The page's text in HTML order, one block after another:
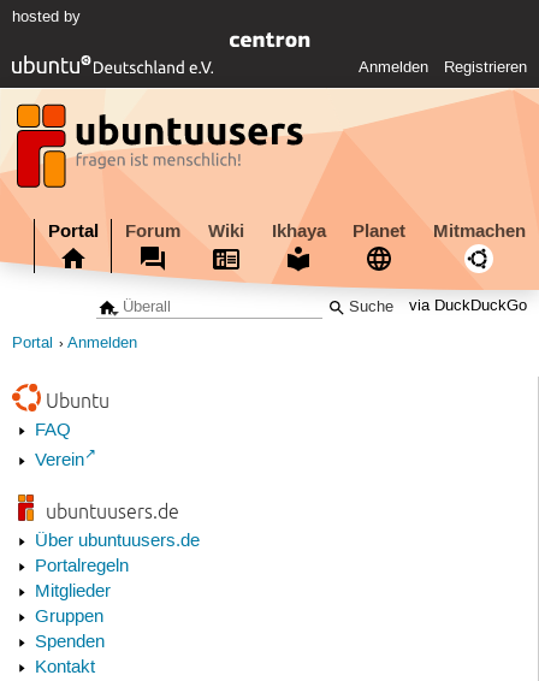
hosted by
Anmelden Registrieren
Portal Forum Wiki Ikhaya Planet Mitmachen
via DuckDuckGo
Portal Anmelden
Ubuntu
FAQ
Verein
ubuntuusers.de
Über ubuntuusers.de
Portalregeln
Mitglieder
Gruppen
Spenden
Kontakt